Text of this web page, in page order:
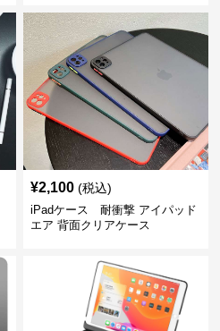
¥2,100 (税込)
iPadケース 耐衝撃 アイパッド
エア 背面クリアケース